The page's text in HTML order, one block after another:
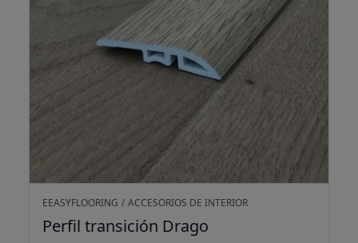
EEASYFLOORING / ACCESORIOS DE INTERIOR
Perfil transición Drago